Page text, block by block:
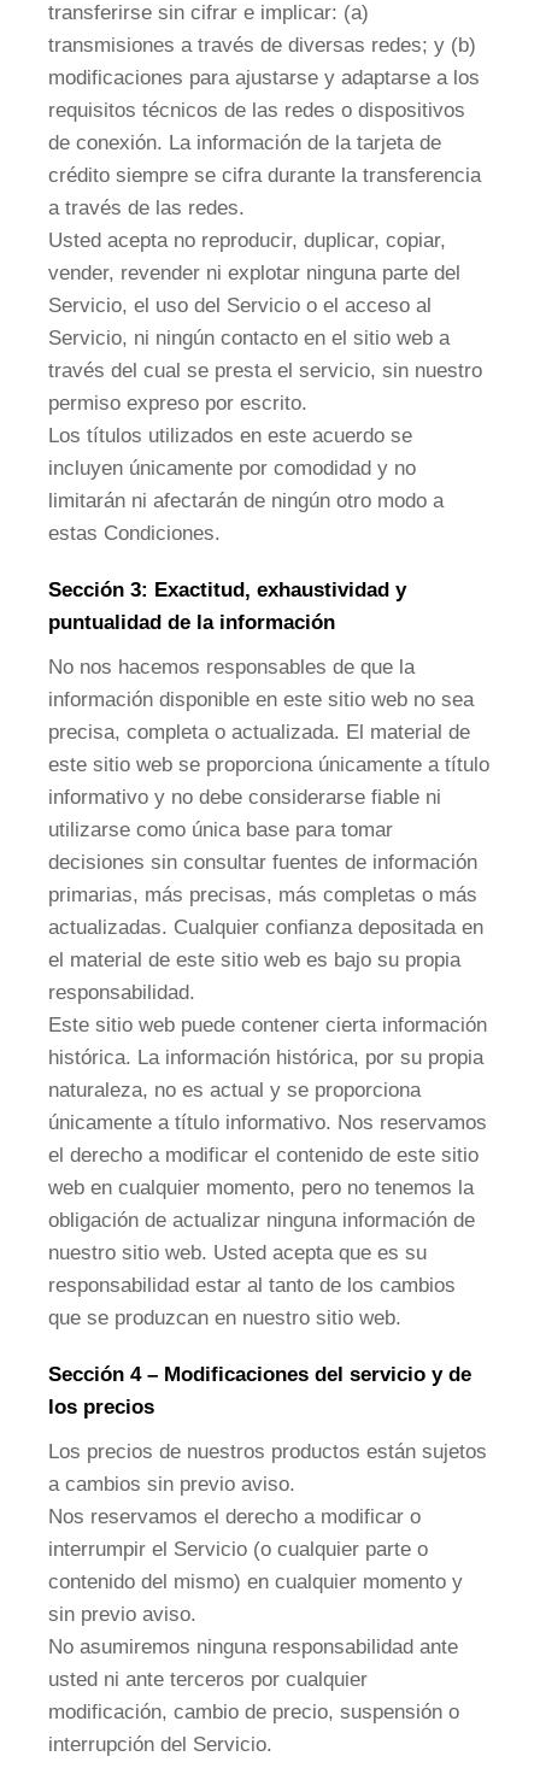
transferirse sin cifrar e implicar: (a)
transmisiones a través de diversas redes; y (b)
modificaciones para ajustarse y adaptarse a los
requisitos técnicos de las redes o dispositivos
de conexión. La información de la tarjeta de
crédito siempre se cifra durante la transferencia
a través de las redes.
Usted acepta no reproducir, duplicar, copiar,
vender, revender ni explotar ninguna parte del
Servicio, el uso del Servicio o el acceso al
Servicio, ni ningún contacto en el sitio web a
través del cual se presta el servicio, sin nuestro
permiso expreso por escrito.
Los títulos utilizados en este acuerdo se
incluyen únicamente por comodidad y no
limitarán ni afectarán de ningún otro modo a
estas Condiciones.
Sección 3: Exactitud, exhaustividad y
puntualidad de la información
No nos hacemos responsables de que la
información disponible en este sitio web no sea
precisa, completa o actualizada. El material de
este sitio web se proporciona únicamente a título
informativo y no debe considerarse fiable ni
utilizarse como única base para tomar
decisiones sin consultar fuentes de información
primarias, más precisas, más completas o más
actualizadas. Cualquier confianza depositada en
el material de este sitio web es bajo su propia
responsabilidad.
Este sitio web puede contener cierta información
histórica. La información histórica, por su propia
naturaleza, no es actual y se proporciona
únicamente a título informativo. Nos reservamos
el derecho a modificar el contenido de este sitio
web en cualquier momento, pero no tenemos la
obligación de actualizar ninguna información de
nuestro sitio web. Usted acepta que es su
responsabilidad estar al tanto de los cambios
que se produzcan en nuestro sitio web.
Sección 4 – Modificaciones del servicio y de
los precios
Los precios de nuestros productos están sujetos
a cambios sin previo aviso.
Nos reservamos el derecho a modificar o
interrumpir el Servicio (o cualquier parte o
contenido del mismo) en cualquier momento y
sin previo aviso.
No asumiremos ninguna responsabilidad ante
usted ni ante terceros por cualquier
modificación, cambio de precio, suspensión o
interrupción del Servicio.